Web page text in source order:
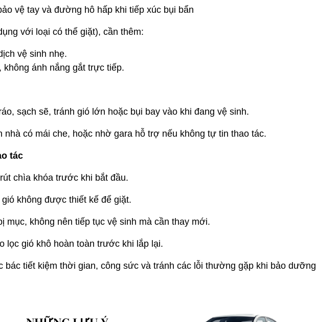
vệ tay và đường hô hấp khi tiếp xúc bụi bẩn
với loại có thể giặt), cần thêm:
vệ sinh nhẹ.
ánh nắng gắt trực tiếp.
sạch sẽ, tránh gió lớn hoặc bụi bay vào khi đang vệ sinh.
nhà có mái che, hoặc nhờ gara hỗ trợ nếu không tự tin thao tác.
tác
chìa khóa trước khi bắt đầu.
không được thiết kế để giặt.
mục, không nên tiếp tục vệ sinh mà cần thay mới.
lọc gió khô hoàn toàn trước khi lắp lại.
bác tiết kiệm thời gian, công sức và tránh các lỗi thường gặp khi bảo dưỡng